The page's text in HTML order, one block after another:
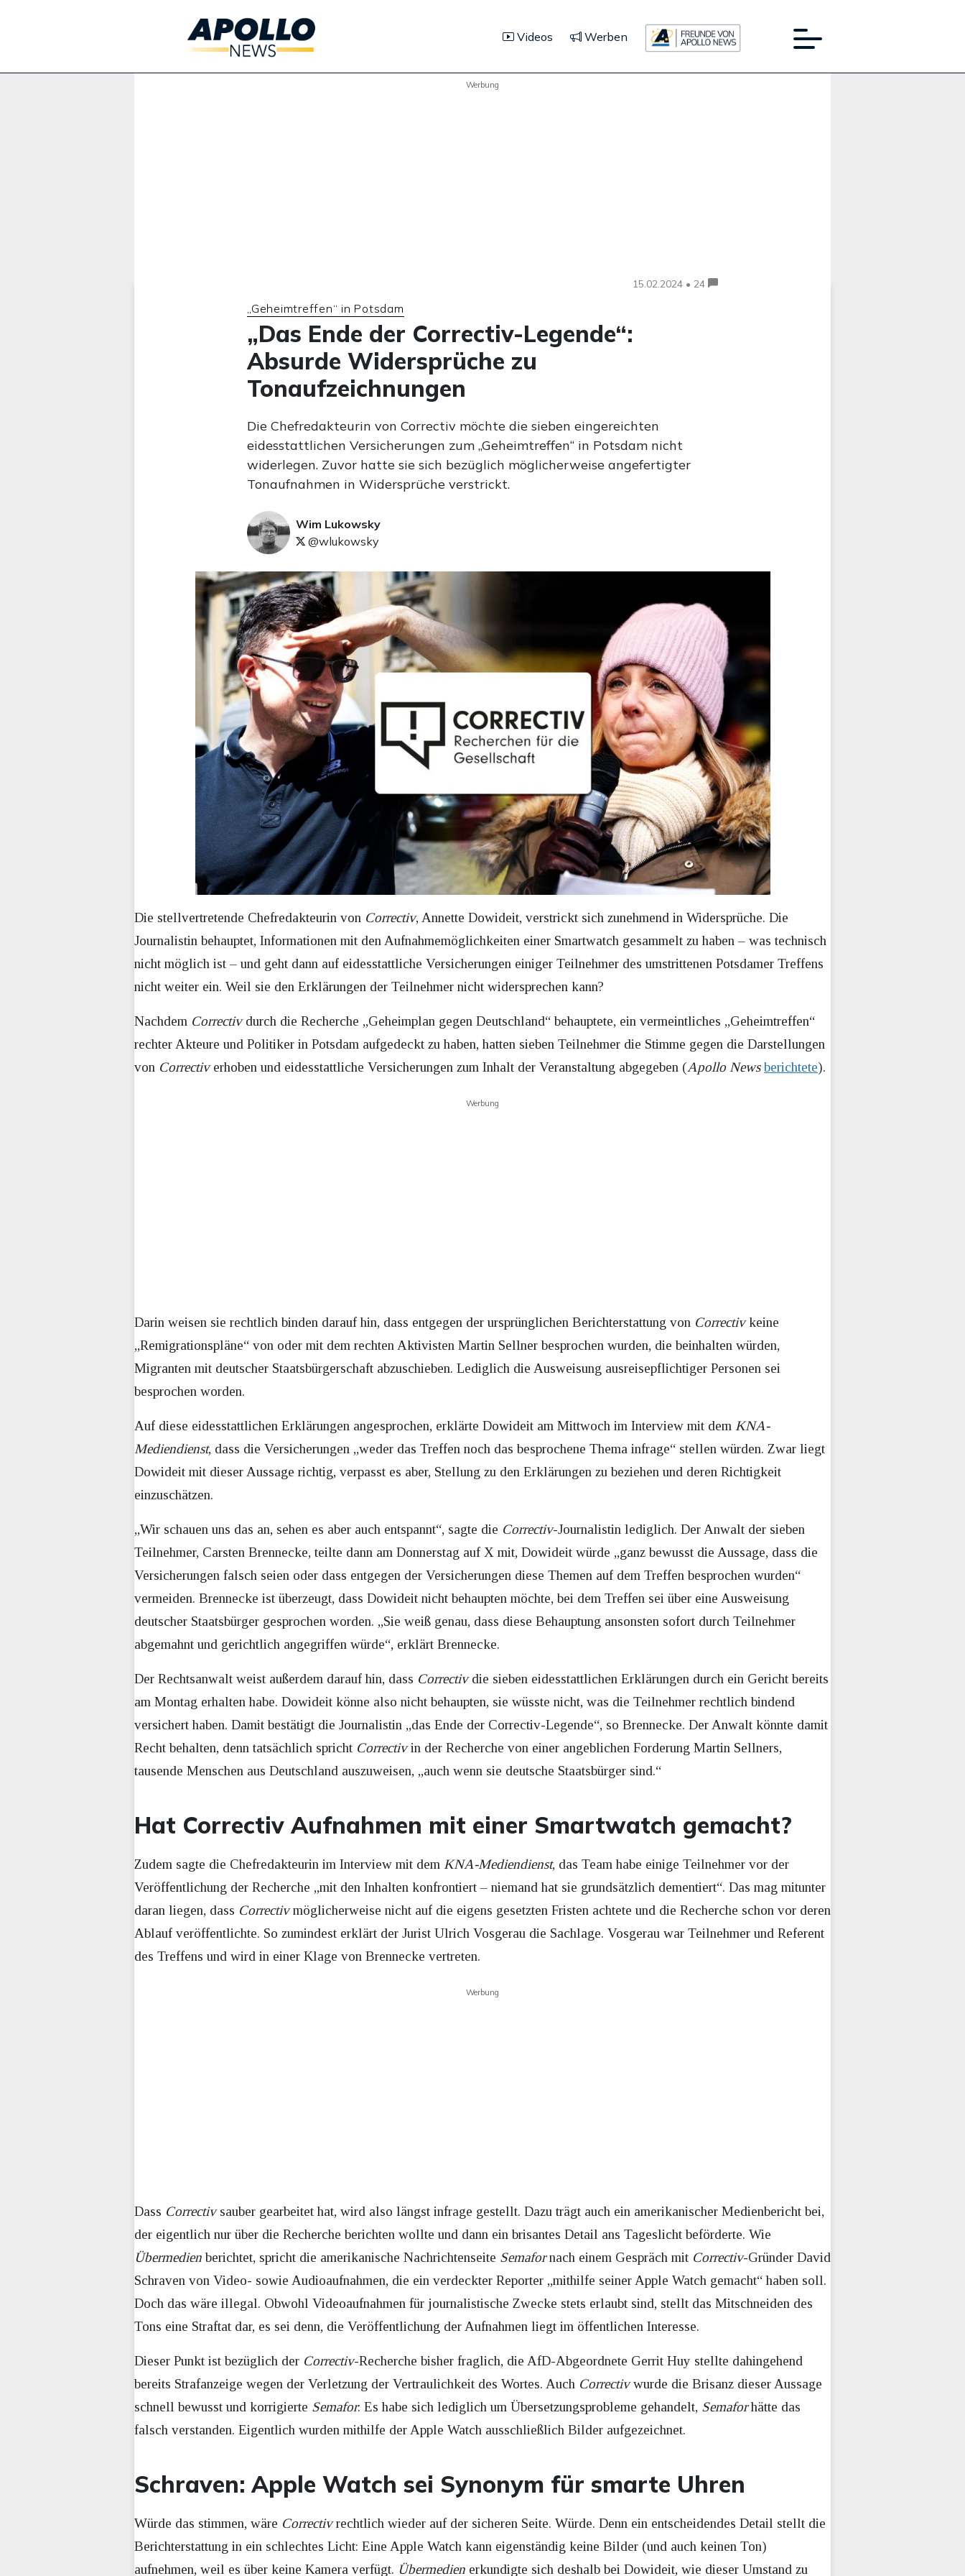
Videos Werben
Werbung
15.02.2024 • 24
„Geheimtreffen“ in Potsdam
„Das Ende der Correctiv-Legende“:
Absurde Widersprüche zu
Tonaufzeichnungen
Die Chefredakteurin von Correctiv möchte die sieben eingereichten
eidesstattlichen Versicherungen zum „Geheimtreffen“ in Potsdam nicht
widerlegen. Zuvor hatte sie sich bezüglich möglicherweise angefertigter
Tonaufnahmen in Widersprüche verstrickt.
Wim Lukowsky
@wlukowsky
Die stellvertretende Chefredakteurin von Correctiv, Annette Dowideit, verstrickt sich zunehmend in Widersprüche. Die
Journalistin behauptet, Informationen mit den Aufnahmemöglichkeiten einer Smartwatch gesammelt zu haben – was technisch
nicht möglich ist – und geht dann auf eidesstattliche Versicherungen einiger Teilnehmer des umstrittenen Potsdamer Treffens
nicht weiter ein. Weil sie den Erklärungen der Teilnehmer nicht widersprechen kann?
Nachdem Correctivdurch die Recherche „Geheimplan gegen Deutschland“ behauptete, ein vermeintliches „Geheimtreffen“
rechter Akteure und Politiker in Potsdam aufgedeckt zu haben, hatten sieben Teilnehmer die Stimme gegen die Darstellungen
von Correctiverhoben und eidesstattliche Versicherungen zum Inhalt der Veranstaltung abgegeben (Apollo News berichtete).
Werbung
Darin weisen sie rechtlich binden darauf hin, dass entgegen der ursprünglichen Berichterstattung von Correctivkeine
„Remigrationspläne“ von oder mit dem rechten Aktivisten Martin Sellner besprochen wurden, die beinhalten würden,
Migranten mit deutscher Staatsbürgerschaft abzuschieben. Lediglich die Ausweisung ausreisepflichtiger Personen sei
besprochen worden.
Auf diese eidesstattlichen Erklärungen angesprochen, erklärte Dowideit am Mittwoch im Interview mit dem KNA-
Mediendienst, dass die Versicherungen „weder das Treffen noch das besprochene Thema infrage“ stellen würden. Zwar liegt
Dowideit mit dieser Aussage richtig, verpasst es aber, Stellung zu den Erklärungen zu beziehen und deren Richtigkeit
einzuschätzen.
„Wir schauen uns das an, sehen es aber auch entspannt“, sagte die Correctiv-Journalistin lediglich. Der Anwalt der sieben
Teilnehmer, Carsten Brennecke, teilte dann am Donnerstag auf X mit, Dowideit würde „ganz bewusst die Aussage, dass die
Versicherungen falsch seien oder dass entgegen der Versicherungen diese Themen auf dem Treffen besprochen wurden“
vermeiden. Brennecke ist überzeugt, dass Dowideit nicht behaupten möchte, bei dem Treffen sei über eine Ausweisung
deutscher Staatsbürger gesprochen worden. „Sie weiß genau, dass diese Behauptung ansonsten sofort durch Teilnehmer
abgemahnt und gerichtlich angegriffen würde“, erklärt Brennecke.
Der Rechtsanwalt weist außerdem darauf hin, dass Correctivdie sieben eidesstattlichen Erklärungen durch ein Gericht bereits
am Montag erhalten habe. Dowideit könne also nicht behaupten, sie wüsste nicht, was die Teilnehmer rechtlich bindend
versichert haben. Damit bestätigt die Journalistin „das Ende der Correctiv-Legende“, so Brennecke. Der Anwalt könnte damit
Recht behalten, denn tatsächlich spricht Correctivin der Recherche von einer angeblichen Forderung Martin Sellners,
tausende Menschen aus Deutschland auszuweisen, „auch wenn sie deutsche Staatsbürger sind.“
Hat Correctiv Aufnahmen mit einer Smartwatch gemacht?
Zudem sagte die Chefredakteurin im Interview mit dem KNA-Mediendienst, das Team habe einige Teilnehmer vor der
Veröffentlichung der Recherche „mit den Inhalten konfrontiert – niemand hat sie grundsätzlich dementiert“. Das mag mitunter
daran liegen, dass Correctivmöglicherweise nicht auf die eigens gesetzten Fristen achtete und die Recherche schon vor deren
Ablauf veröffentlichte. So zumindest erklärt der Jurist Ulrich Vosgerau die Sachlage. Vosgerau war Teilnehmer und Referent
des Treffens und wird in einer Klage von Brennecke vertreten.
Werbung
Dass Correctivsauber gearbeitet hat, wird also längst infrage gestellt. Dazu trägt auch ein amerikanischer Medienbericht bei,
der eigentlich nur über die Recherche berichten wollte und dann ein brisantes Detail ans Tageslicht beförderte. Wie
Übermedienberichtet, spricht die amerikanische Nachrichtenseite Semafornach einem Gespräch mit Correctiv-Gründer David
Schraven von Video- sowie Audioaufnahmen, die ein verdeckter Reporter „mithilfe seiner Apple Watch gemacht“ haben soll.
Doch das wäre illegal. Obwohl Videoaufnahmen für journalistische Zwecke stets erlaubt sind, stellt das Mitschneiden des
Tons eine Straftat dar, es sei denn, die Veröffentlichung der Aufnahmen liegt im öffentlichen Interesse.
Dieser Punkt ist bezüglich der Correctiv-Recherche bisher fraglich, die AfD-Abgeordnete Gerrit Huy stellte dahingehend
bereits Strafanzeige wegen der Verletzung der Vertraulichkeit des Wortes. Auch Correctivwurde die Brisanz dieser Aussage
schnell bewusst und korrigierte Semafor: Es habe sich lediglich um Übersetzungsprobleme gehandelt, Semaforhätte das
falsch verstanden. Eigentlich wurden mithilfe der Apple Watch ausschließlich Bilder aufgezeichnet.
Schraven: Apple Watch sei Synonym für smarte Uhren
Würde das stimmen, wäre Correctivrechtlich wieder auf der sicheren Seite. Würde. Denn ein entscheidendes Detail stellt die
Berichterstattung in ein schlechtes Licht: Eine Apple Watch kann eigenständig keine Bilder (und auch keinen Ton)
aufnehmen, weil es über keine Kamera verfügt. Übermedien erkundigte sich deshalb bei Dowideit, wie dieser Umstand zu